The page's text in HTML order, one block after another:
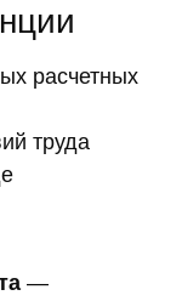
расчетных
труда
—